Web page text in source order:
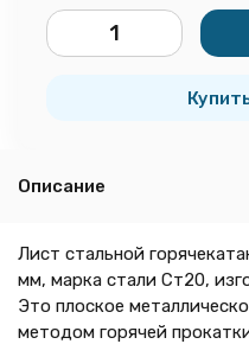
Описание
Лист стальной
мм, марка стали Ст20,
Это плоское
методом горячей